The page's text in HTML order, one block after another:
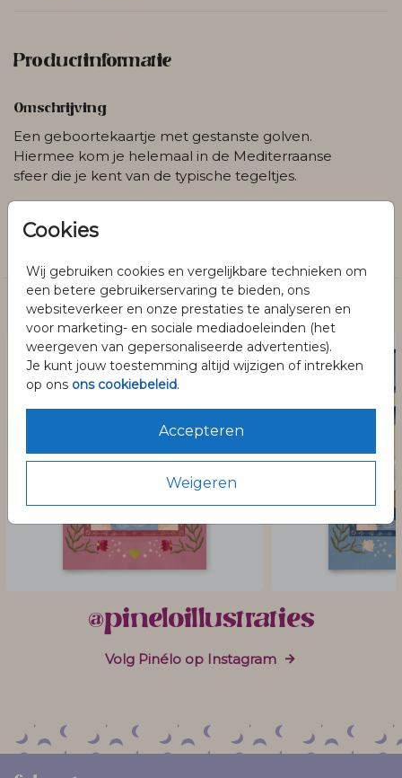
Cookies
Wij gebruiken cookies en vergelijkbare technieken om
een betere gebruikerservaring te bieden, ons
websiteverkeer en onze prestaties te analyseren en
voor marketing- en sociale mediadoeleinden (het
weergeven van gepersonaliseerde advertenties).
Je kunt jouw toestemming altijd wijzigen of intrekken
op ons ons cookiebeleid.
Accepteren
Weigeren
Productinformatie
Omschrijving
Een geboortekaartje met gestanste golven.
Hiermee kom je helemaal in de Mediterraanse
sfeer die je kent van de typische tegeltjes.
Collectie
Dit vind je misschien ook leuk
@pineloillustraties
Volg Pinélo op Instagram